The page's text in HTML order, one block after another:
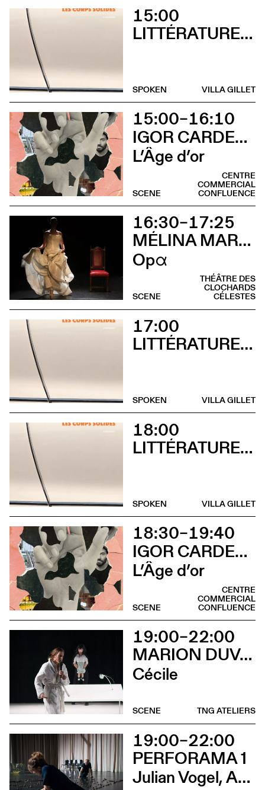
15:00
LITTÉRATURES SUISSES
VILLA GILLET
SPOKEN
15:00–16:10
IGOR CARDELLINI & TOMAS GONZALEZ
L’Âge d’or
CENTRE
COMMERCIAL
CONFLUENCE
SCENE
16:30–17:25
MÉLINA MARTIN
Opα
THÉÂTRE DES
CLOCHARDS
CÉLESTES
SCENE
17:00
LITTÉRATURES SUISSES
VILLA GILLET
SPOKEN
18:00
LITTÉRATURES SUISSES
VILLA GILLET
SPOKEN
18:30–19:40
IGOR CARDELLINI & TOMAS GONZALEZ
L’Âge d’or
CENTRE
COMMERCIAL
CONFLUENCE
SCENE
19:00–22:00
MARION DUVAL - CHRIS CADILLAC
Cécile
TNG ATELIERS
SCENE
19:00–22:00
PERFORAMA 1
Julian Vogel, Aurélien Dougé, Igor Cardellini & Tomas Gonzalez